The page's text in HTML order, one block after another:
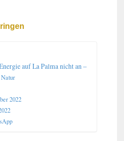
auf La Palma nicht an –
2022